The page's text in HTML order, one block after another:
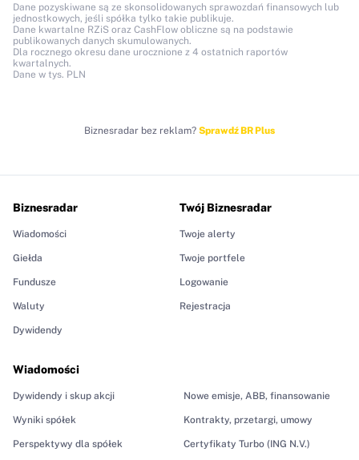
Dane pozyskiwane są ze skonsolidowanych sprawozdań finansowych lub
jednostkowych, jeśli spółka tylko takie publikuje.
Dane kwartalne RZiS oraz CashFlow obliczne są na podstawie
publikowanych danych skumulowanych.
Dla rocznego okresu dane urocznione z 4 ostatnich raportów
kwartalnych.
Dane w tys. PLN
Biznesradar bez reklam? Sprawdź BR Plus
Biznesradar
Wiadomości
Giełda
Fundusze
Waluty
Dywidendy
Wiadomości
Dywidendy i skup akcji
Wyniki spółek
Perspektywy dla spółek
Nowe emisje, ABB, finansowanie
Kontrakty, przetargi, umowy
Certyfikaty Turbo (ING N.V.)
Twój Biznesradar
Twoje alerty
Twoje portfele
Logowanie
Rejestracja